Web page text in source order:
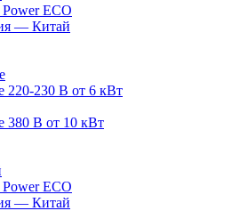
ECO
— Китай
220-230 В от 6 кВт
380 В от 10 кВт
ECO
— Китай